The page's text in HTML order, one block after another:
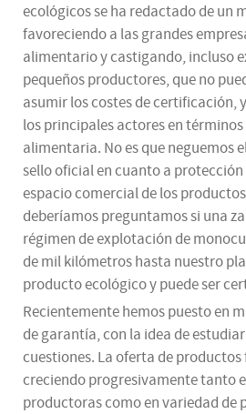
ecológicos se ha redactado de un
favoreciendo a las grandes
alimentario y castigando, incluso
pequeños productores, que no
asumir los costes de certificación,
los principales actores en
alimentaria. No es que neguemos
sello oficial en cuanto a
espacio comercial de los
deberíamos preguntamos si una
régimen de explotación de
de mil kilómetros hasta nuestro
producto ecológico y puede ser
Recientemente hemos puesto en
de garantía, con la idea de
cuestiones. La oferta de productos
creciendo progresivamente tanto
productoras como en variedad de